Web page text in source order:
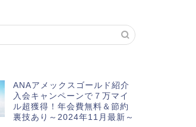
ANAアメックスゴールド紹介
入会キャンペーンで７万マイ
ル超獲得！年会費無料＆節約
裏技あり～2024年11月最新～